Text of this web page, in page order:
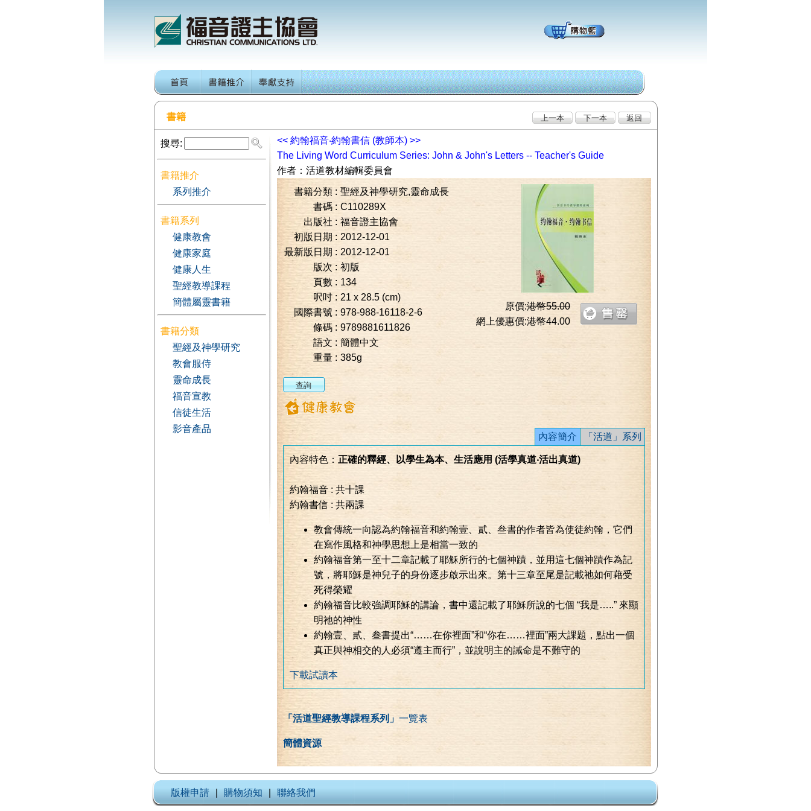
書籍
搜尋:
書籍推介
系列推介
書籍系列
健康教會
健康家庭
健康人生
聖經教導課程
簡體屬靈書籍
書籍分類
聖經及神學研究
教會服侍
靈命成長
福音宣教
信徒生活
影音產品
<< 約翰福音‧約翰書信 (教師本)>>
The Living Word Curriculum Series: John & John's Letters -- Teacher's Guide
作者： 活道教材編輯委員會
書籍分類 : 聖經及神學研究,靈命成長
書碼 : C110289X
出版社 : 福音證主協會
初版日期 : 2012-12-01
最新版日期 : 2012-12-01
版次 : 初版
頁數 : 134
呎吋 : 21 x 28.5 (cm)
國際書號 : 978-988-16118-2-6
條碼 : 9789881611826
語文 : 簡體中文
重量 : 385g
原價:港幣55.00
網上優惠價:港幣44.00
內容簡介 「活道」系列
內容特色： 正確的釋經、以學生為本、生活應用 (活學真道‧活出真道)
約翰福音 : 共十課
約翰書信 : 共兩課
教會傳統一向認為約翰福音和約翰壹、貳、叁書的作者皆為使徒約翰，它們
在寫作風格和神學思想上是相當一致的
約翰福音第一至十二章記載了耶穌所行的七個神蹟，並用這七個神蹟作為記
號，將耶穌是神兒子的身份逐步啟示出來。第十三章至尾是記載祂如何藉受
死得榮耀
約翰福音比較強調耶穌的講論，書中還記載了耶穌所說的七個 “我是…..” 來顯
明祂的神性
約翰壹、貳、叁書提出“……在你裡面”和“你在……裡面”兩大課題，點出一個
真正與神相交的人必須“遵主而行”，並說明主的誡命是不難守的
下載試讀本
「活道聖經教導課程系列」 一覽表
簡體資源
版權申請 購物須知 聯絡我們